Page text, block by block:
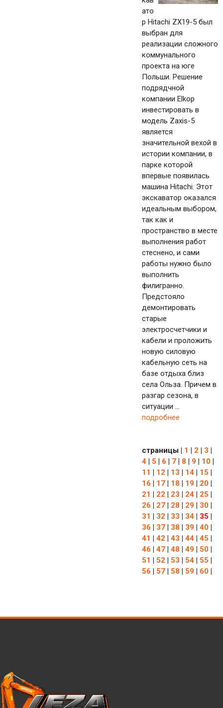
ато
р Hitachi ZX19-5 был
выбран для
реализации сложного
коммунального
проекта на юге
Польши. Решение
подрядчной
компании Elkop
инвестировать в
модель Zaxis-5
является
значительной вехой в
истории компании, в
парке которой
впервые появилась
машина Hitachi. Этот
экскаватор оказался
идеальным выбором,
так как и
пространство в месте
выполнения работ
стеснено, и сами
работы нужно было
выполнить
филигранно.
Предстояло
демонтировать
старые
электросчетчики и
кабели и проложить
новую силовую
кабельную сеть на
базе отдыха близ
села Ольза. Причем в
разгар сезона, в
ситуации ...
подробнее
страницы | 1 | 2 | 3 |
4 | 5 | 6 | 7 | 8 | 9 | 10 |
11 | 12 | 13 | 14 | 15 |
16 | 17 | 18 | 19 | 20 |
21 | 22 | 23 | 24 | 25 |
26 | 27 | 28 | 29 | 30 |
31 | 32 | 33 | 34 | 35 |
36 | 37 | 38 | 39 | 40 |
41 | 42 | 43 | 44 | 45 |
46 | 47 | 48 | 49 | 50 |
51 | 52 | 53 | 54 | 55 |
56 | 57 | 58 | 59 | 60 |